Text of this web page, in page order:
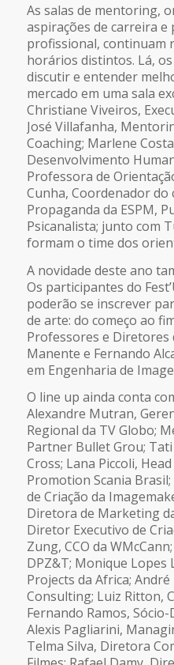
As salas de mentoring,
aspirações de carreira
profissional, continuam
horários distintos. Lá,
discutir e entender
mercado em uma sala
Christiane Viveiros,
José Villafanha,
Coaching; Marlene
Desenvolvimento
Professora de
Cunha, Coordenador do
Propaganda da ESPM,
Psicanalista; junto com
formam o time dos
A novidade deste ano
Os participantes do
poderão se inscrever
de arte: do começo ao
Professores e Diretores
Manente e Fernando
em Engenharia de
O line up ainda conta
Alexandre Mutran,
Regional da TV Globo;
Partner Bullet Grou;
Cross; Lana Piccoli,
Promotion Scania
de Criação da
Diretora de Marketing
Diretor Executivo de
Zung, CCO da
DPZ&T; Monique Lopes
Projects da Africa;
Consulting; Luiz Ritton,
Fernando Ramos,
Alexis Pagliarini,
Telma Silva, Diretora